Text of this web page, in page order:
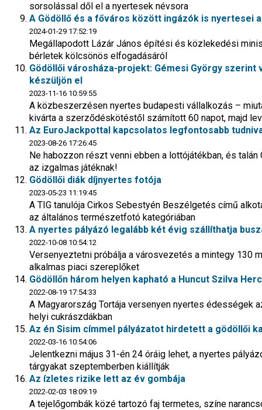
sorsolással dől el a nyertesek névsora
A Gödöllő és a főváros között ingázók is nyertesei
2024-01-29 17:52:19
Megállapodott Lázár János építési és közlekedési
bérletek kölcsönös elfogadásáról
Gödöllői városháza-projekt: Gémesi György szerint
készüljön el
2023-11-16 10:59:55
A közbeszerzésen nyertes budapesti vállalkozás –
kivárta a szerződéskötéstől számított 60 napot, majd
Az EuroJackpottal kapcsolatos legfontosabb
2023-08-26 17:26:45
Ne habozzon részt venni ebben a lottójátékban, és
az izgalmas játéknak!
Gödöllői diák díjnyertes fotója
2023-05-23 11:19:45
A TIG tanulója Cirkos Sebestyén Beszélgetés című
az általános természetfotó kategóriában
A nyertes pályázó legalább két évig szállíthatja
2022-10-08 10:54:12
Versenyeztetni próbálja a városvezetés a mintegy
alkalmas piaci szereplőket
Gödöllőn három helyen kapható a Huncut Szilva
2022-08-19 17:54:33
A Magyarország Tortája versenyen nyertes édességek
helyi cukrászdákban
Az én Sisim címmel pályázatot hirdetett a gödöllői
2022-03-16 10:54:06
Jelentkezni május 31-én 24 óráig lehet, a nyertes
tárgyakat szeptemberben kiállítják
Az ízletes rizike lett az év gombája
2022-02-03 18:09:19
A tejelőgombák közé tartozó faj termetes, színe